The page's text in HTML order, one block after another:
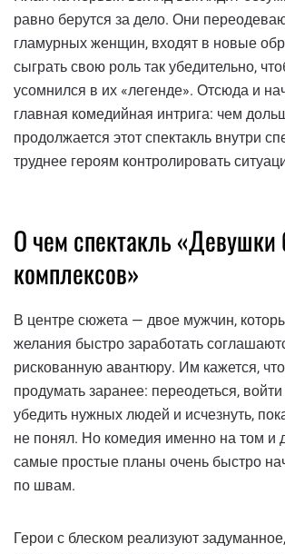
равно берутся за дело. Они
гламурных женщин, входят в новые
сыграть свою роль так убедительно,
усомнился в их «легенде». Отсюда и
главная комедийная интрига: чем
продолжается этот спектакль внутри
труднее героям контролировать
О чем спектакль «Девушки
комплексов»
В центре сюжета — двое мужчин,
желания быстро заработать
рискованную авантюру. Им кажется,
продумать заранее: переодеться,
убедить нужных людей и исчезнуть,
не понял. Но комедия именно на том и
самые простые планы очень быстро
по швам.
Герои с блеском реализуют